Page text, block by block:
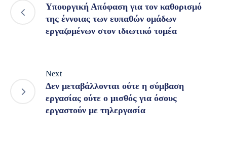
Υπουργική Απόφαση για τον καθορισμό
της έννοιας των ευπαθών ομάδων
εργαζομένων στον ιδιωτικό τομέα
Next
Δεν μεταβάλλονται ούτε η σύμβαση
εργασίας ούτε ο μισθός για όσους
εργαστούν με τηλεργασία